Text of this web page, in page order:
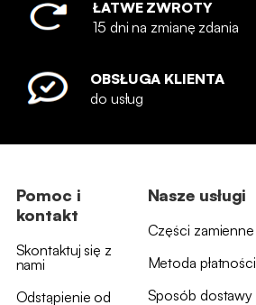
ŁATWE ZWROTY
15 dni na zmianę zdania
OBSŁUGA KLIENTA
do usług
Pomoc i
kontakt
Skontaktuj się z
nami
Odstąpienie od
Nasze usługi
Części zamienne
Metoda płatności
Sposób dostawy